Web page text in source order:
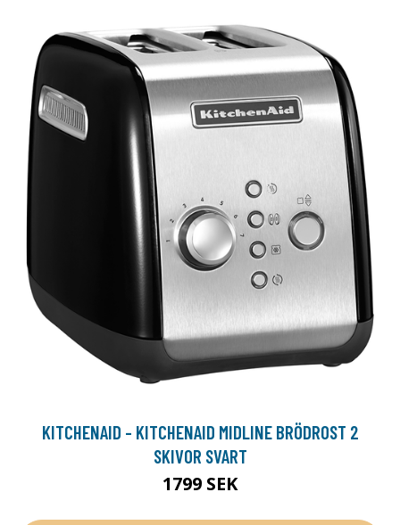
KITCHENAID - KITCHENAID MIDLINE BRÖDROST 2
SKIVOR SVART
1799 SEK